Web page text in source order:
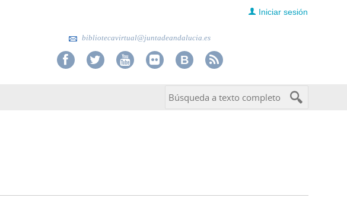
Iniciar sesión
bibliotecavirtual@juntadeandalucia.es